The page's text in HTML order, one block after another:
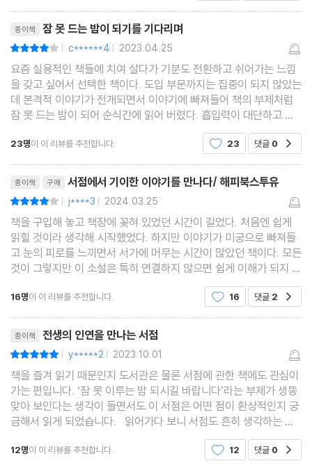
녀가 뒤쫓던 사
종이책 잠 못 드는 밤이 되기를 기다리며
| c******4 | 2023.04.25
요즘 실용적인 책들에 치여 살다가 기분도 전환하고 쉬어가는 느낌
을 갖고 싶어서 선택한 책이다. 도입 부문까지는 집중이 되지 않았는
데 본격적 이야기가 전개되면서 이야기에 빠져들어 책의 부제처럼
잠 못 드는 밤이 되어 순식간에 읽어 버렸다. 흡입력이 대단하고 스
행을 하다 길을 잃어 우연히 실재하지 않을 듯
23명이 이 리뷰를 추천합니다. 23 댓글 0
종이책 구매 서점에서 기이한 이야기를 만나다/ 해피북스투유
| j****3 | 2024.03.25
책을 구입해 놓고 책장에 꽂혀 있었던 시간이 길었다. 처음엔 쉽게
읽힐 것이라 생각해 시작했었다. 하지만 이야기가 미궁으로 빠져들
고 눈의 피로를 느끼면서 서가에 머무는 시간이 많았던 책이다. 모든
것이 그렇지만 이 소설은 특히 연결하지 않으면 쉽게 이해가 되지 않
은 줄거리를 가지고 있는 내용으로 이루어져 있다. 그렇기에 읽기에
시간이 무척 많이 걸렸다. 읽고 중단했다가
16명이 이 리뷰를 추천합니다. 16 댓글 2
종이책 전생의 인연을 만나는 서점
| y*****2 | 2023.10.01
책을 즐겨 읽기 때문인지 도서관은 물론 서점에 관한 책에도 관심이
가는 편입니다. ‘잠 못 이루는 밤 되시길 바랍니다’라는 부제가 생뚱
맞아 보인다는 생각이 들면서도 이 서점은 어떤 점이 환상적인지 궁
금해서 읽게 되었습니다. 읽어가다 보니 서점도 흔히 생각하는 그
런 서점이 아닐뿐더러 등장인물 또한 예사롭지가 않습니다. 서장이
라는 것이 ＜환상서점＞의 꼬투리가 되는
12명이 이 리뷰를 추천합니다. 12 댓글 0